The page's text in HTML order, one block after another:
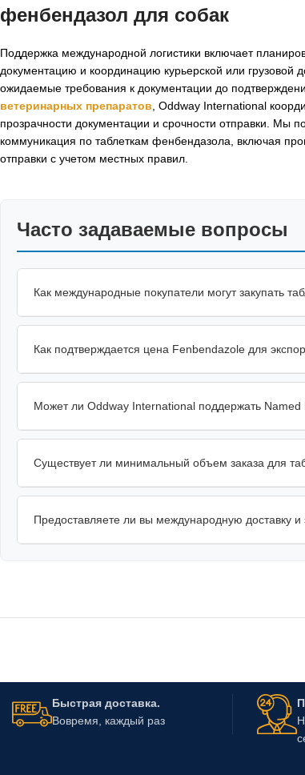
фенбендазол для собак
Поддержка международной логистики включает
документацию и координацию курьерской или грузовой
ожидаемые требования к документации до
ветеринарных препаратов , Oddway International
прозрачности документации и срочности отправки. Мы
коммуникация по таблеткам фенбендазола, включая
отправки с учетом местных правил.
Часто задаваемые вопросы
Как международные покупатели могут закупать
Как подтверждается цена Fenbendazole для
Может ли Oddway International поддержать
Существует ли минимальный объем заказа для
Предоставляете ли вы международную доставку
Быстрая доставка.
Вовремя, каждый раз